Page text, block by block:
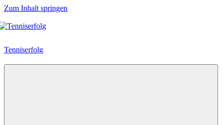
Zum Inhalt springen
Tenniserfolg